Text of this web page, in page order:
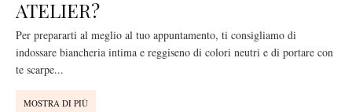
ATELIER?
Per prepararti al meglio al tuo appuntamento, ti consigliamo di
indossare biancheria intima e reggiseno di colori neutri e di portare con
te scarpe...
MOSTRA DI PIÙ